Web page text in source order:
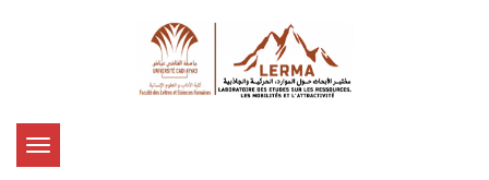
Toggle
navigation